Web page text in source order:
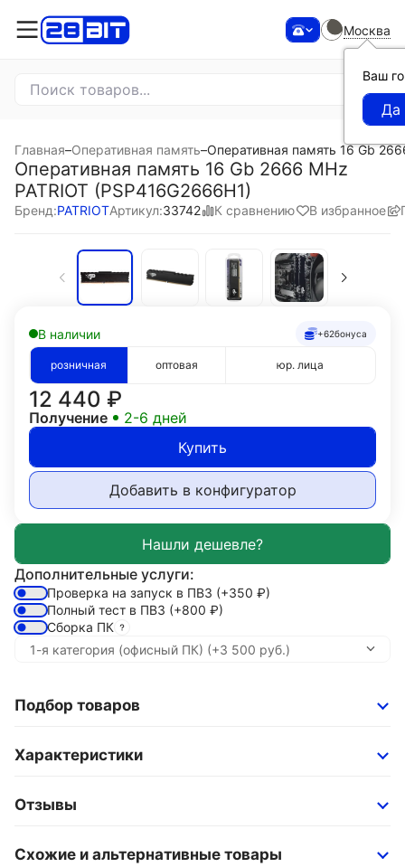
Москва
Ваш
Главная–Оперативная память–Оперативная память 16 Gb
Оперативная память 16 Gb 2666 MHz
PATRIOT (PSP416G2666H1)
Бренд:PATRIOTАртикул:33742 К сравнению В избранное
В наличии +62бонуса
розничная оптовая юр. лица
12 440 ₽
Получение
2-6 дней
Купить
Добавить в конфигуратор
Дополнительные услуги:
Проверка на запуск в ПВЗ (+350 ₽)
Полный тест в ПВЗ (+800 ₽)
Сборка ПК
Подбор товаров
Характеристики
Отзывы
Схожие и альтернативные товары